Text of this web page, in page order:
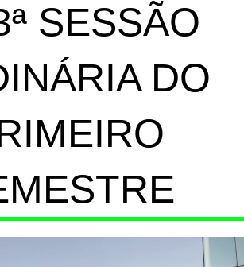
SESSÃO
DO